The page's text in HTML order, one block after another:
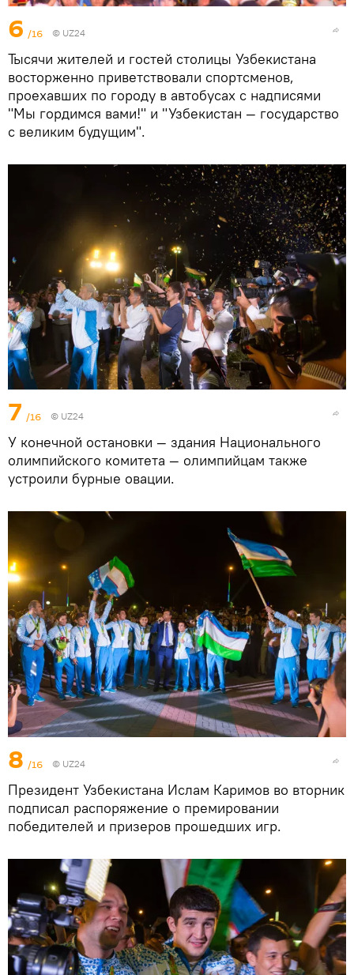
6 /16 © UZ24
Тысячи жителей и гостей столицы Узбекистана
восторженно приветствовали спортсменов,
проехавших по городу в автобусах с надписями
"Мы гордимся вами!" и "Узбекистан — государство
с великим будущим".
7 /16 © UZ24
У конечной остановки — здания Национального
олимпийского комитета — олимпийцам также
устроили бурные овации.
8 /16 © UZ24
Президент Узбекистана Ислам Каримов во вторник
подписал распоряжение о премировании
победителей и призеров прошедших игр.